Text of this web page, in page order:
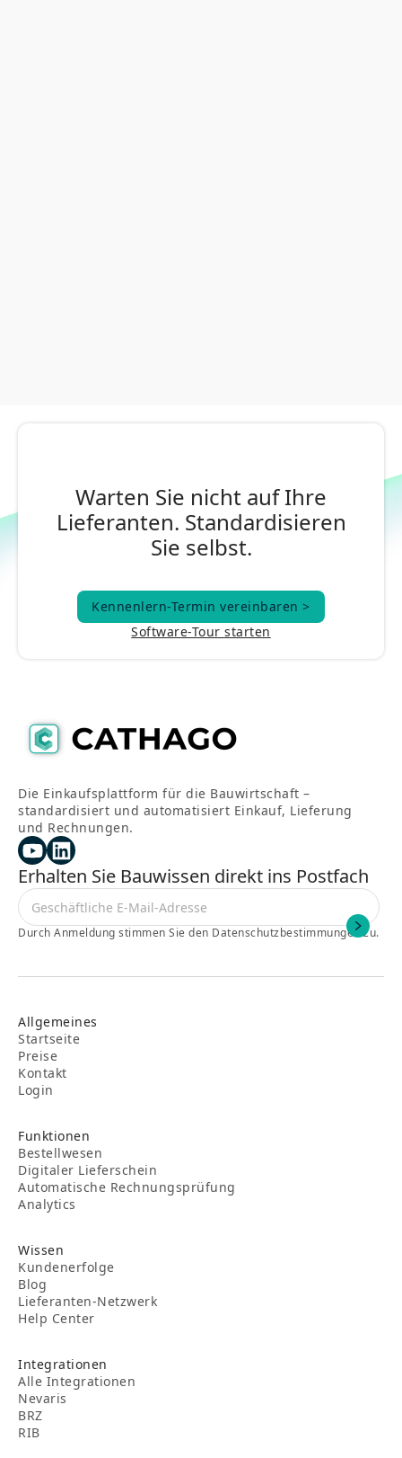
Warten Sie nicht auf Ihre
Lieferanten. Standardisieren
Sie selbst.
Kennenlern-Termin vereinbaren >
Kennenlern-Termin vereinbaren >
Software-Tour starten
Die Einkaufsplattform für die Bauwirtschaft –
standardisiert und automatisiert Einkauf, Lieferung
und Rechnungen.
Erhalten Sie Bauwissen direkt ins Postfach
Durch Anmeldung stimmen Sie den Datenschutzbestimmungen zu.
Allgemeines
Startseite
Preise
Kontakt
Login
Funktionen
Bestellwesen
Digitaler Lieferschein
Automatische Rechnungsprüfung
Analytics
Wissen
Kundenerfolge
Blog
Lieferanten-Netzwerk
Help Center
Integrationen
Alle Integrationen
Nevaris
BRZ
RIB